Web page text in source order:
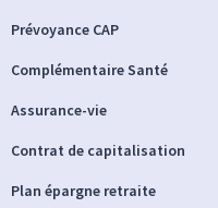
Prévoyance CAP
Complémentaire Santé
Assurance-vie
Contrat de capitalisation
Plan épargne retraite